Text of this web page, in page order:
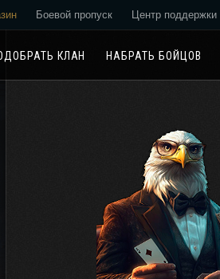
Боевой пропуск Центр поддержки
КЛАН НАБРАТЬ БОЙЦОВ